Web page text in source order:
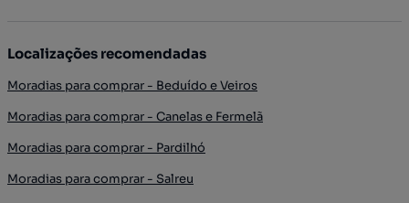
Localizações recomendadas
Moradias para comprar - Beduído e Veiros
Moradias para comprar - Canelas e Fermelã
Moradias para comprar - Pardilhó
Moradias para comprar - Salreu